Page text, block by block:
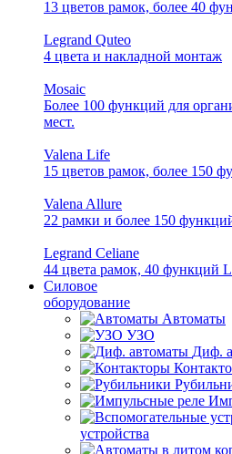
13 цветов рамок, более 40
Legrand Quteo
4 цвета и накладной монтаж
Mosaic
Более 100 функций для
мест.
Valena Life
15 цветов рамок, более 150
Valena Allure
22 рамки и более 150
Legrand Celiane
44 цвета рамок, 40 функций
Силовое
оборудование
Автоматы
УЗО
Диф.
устройства